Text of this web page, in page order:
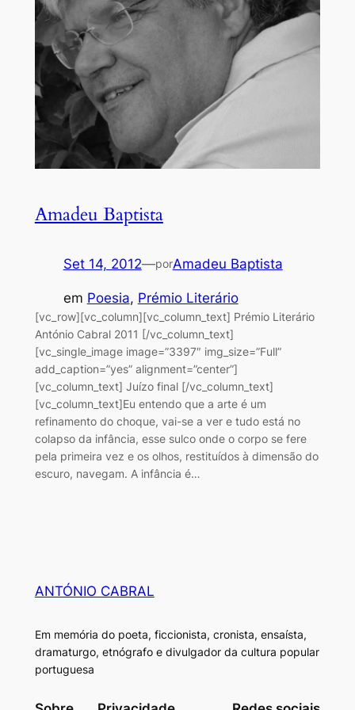
Amadeu Baptista
Set 14, 2012—porAmadeu Baptista
em Poesia, Prémio Literário
[vc_row][vc_column][vc_column_text] Prémio Literário
António Cabral 2011 [/vc_column_text]
[vc_single_image image=”3397″ img_size=”Full”
add_caption=”yes” alignment=”center”]
[vc_column_text] Juízo final [/vc_column_text]
[vc_column_text]Eu entendo que a arte é um
refinamento do choque, vai-se a ver e tudo está no
colapso da infância, esse sulco onde o corpo se fere
pela primeira vez e os olhos, restituídos à dimensão do
escuro, navegam. A infância é…
ANTÓNIO CABRAL
Em memória do poeta, ficcionista, cronista, ensaísta,
dramaturgo, etnógrafo e divulgador da cultura popular
portuguesa